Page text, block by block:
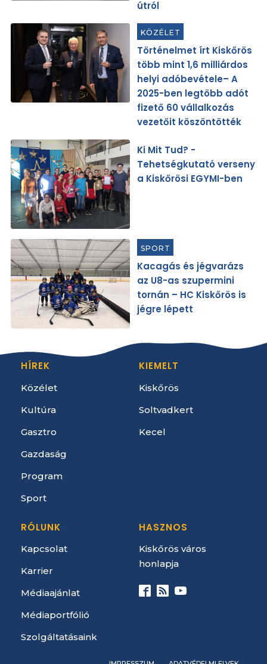
útról
KÖZÉLET
Történelmet írt Kiskőrös
több mint 1,6 milliárdos
helyi adóbevétele– A
2025-ben legtöbb adót
fizető 60 vállalkozás
vezetőit köszöntötték
Ki Mit Tud? -
Tehetségkutató verseny
a Kiskőrösi EGYMI-ben
SPORT
Kacagás és jégvarázs
az U8-as szupermini
tornán – HC Kiskőrös is
jégre lépett
HÍREK
Közélet
Kultúra
Gasztro
Gazdaság
Program
Sport
KIEMELT
Kiskőrös
Soltvadkert
Kecel
RÓLUNK
Kapcsolat
Karrier
Médiaajánlat
Médiaportfólió
Szolgáltatásaink
HASZNOS
Kiskőrös város
honlapja